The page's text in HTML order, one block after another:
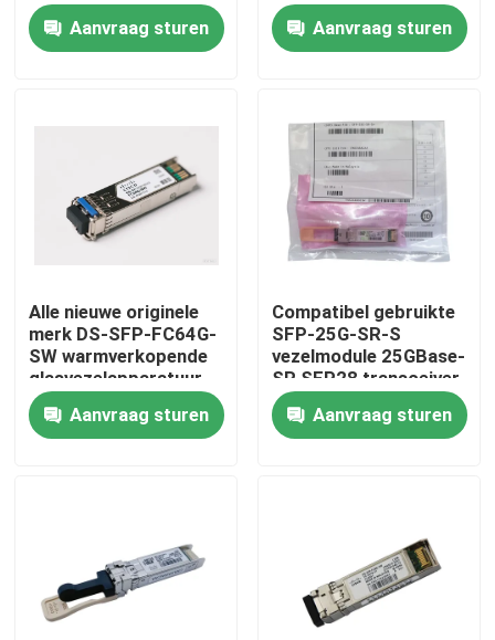
Fabrieksreis
Contacteer ons
Nieuws
400G/800G optische module
de Module van 100G QSFP28
Aanvraag sturen
voor AI Datacenters
Aanvraag sturen
Alle nieuwe originele
merk DS-SFP-FC64G-
SW warmverkopende
glasvezelapparatuur
voor AI-datacenters
Aanvraag sturen
Compatibel gebruikte
SFP-25G-SR-S
vezelmodule 25GBase-
SR SFP28 transceiver
Aanvraag sturen